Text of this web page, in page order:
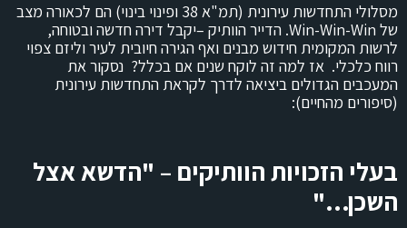
מסלולי התחדשות עירונית (תמ"א 38 ופינוי בינוי) הם לכאורה מצב
של Win-Win-Win. הדייר הוותיק –יקבל דירה חדשה ובטוחה,
לרשות המקומית חידוש מבנים ואף הגירה חיובית לעיר וליזם צפוי
רווח כלכלי. אז למה זה לוקח שנים אם בכלל? נסקור את
המעכבים הגדולים ביציאה לדרך לקראת התחדשות עירונית
(סיפורים מהחיים):
בעלי הזכויות הוותיקים – "הדשא אצל
השכן…"